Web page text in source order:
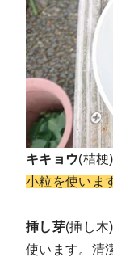
キキョウ(桔梗
小粒を使いま
挿し芽(挿し木
使います。清